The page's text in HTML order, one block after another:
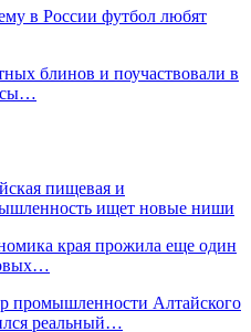
в России футбол любят
блинов и поучаствовали в
пищевая и
ищет новые ниши
края прожила еще один
промышленности Алтайского
реальный…